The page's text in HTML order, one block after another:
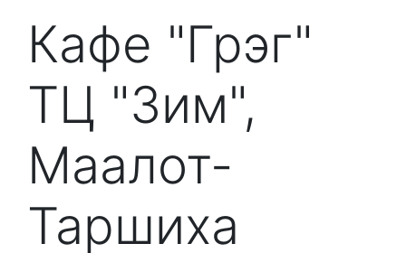
Кафе "Грэг"
ТЦ "Зим",
Маалот-
Таршиха